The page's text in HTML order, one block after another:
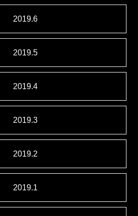
2019.6
2019.5
2019.4
2019.3
2019.2
2019.1